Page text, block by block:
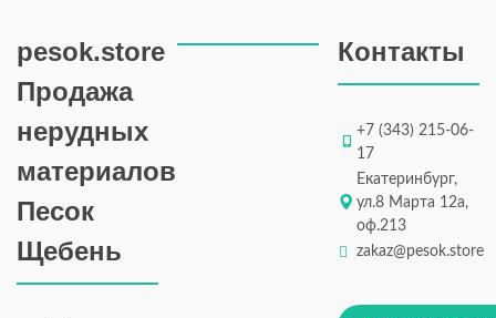
pesok.store
Продажа
нерудных
материалов
Песок
Щебень
Контакты
+7 (343) 215-06-
17
Екатеринбург,
ул.8 Марта 12а,
оф.213
zakaz@pesok.store